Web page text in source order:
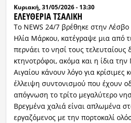
Κυριακή, 31/05/2026 - 13:30
ΕΛΕΥΘΕΡΙΑ ΤΣΑΛΙΚΗ
Το NEWS 24/7 βρέθηκε στην
Ηλία Μάρκου, κατέγραψε μια από
περνάει το νησί τους τελευταίους
κτηνοτρόφοι, ακόμα και η ίδια την
Αιγαίου κάνουν λόγο για κρίσιμες
έλλειψη συντονισμού που έχουν
απόγνωση το τρίτο μεγαλύτερο
Βρεγμένα χαλιά είναι απλωμένα
εργαζόμενος με την πορτοκαλί